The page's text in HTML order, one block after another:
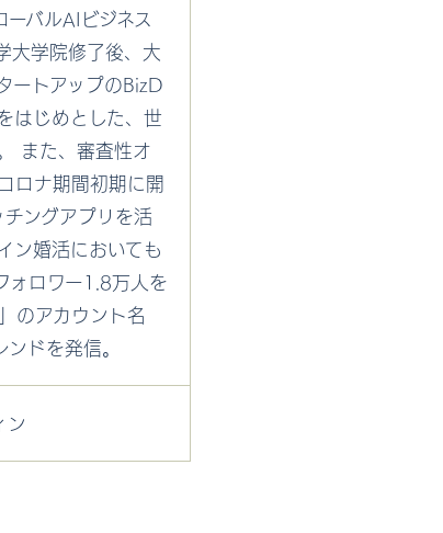
バルAIビジネス
大学院修了後、大
ートアップのBizD
はじめとした、世
また、審査性オ
ロナ期間初期に開
ングアプリを活
ン婚活においても
ォロワー1.8万人を
のアカウント名
ドを発信。
ン